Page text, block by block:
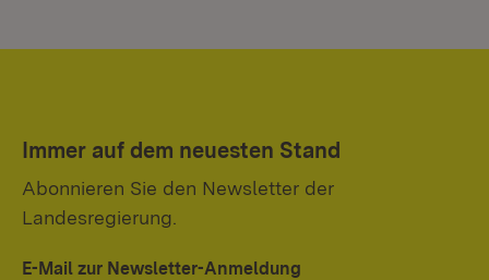
Immer auf dem neuesten Stand
Abonnieren Sie den Newsletter der
Landesregierung.
E-Mail zur Newsletter-Anmeldung